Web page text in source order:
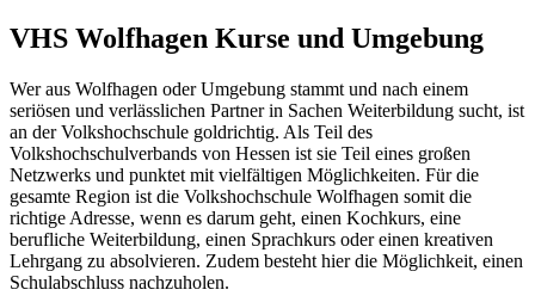
VHS Wolfhagen Kurse und Umgebung
Wer aus Wolfhagen oder Umgebung stammt und nach einem
seriösen und verlässlichen Partner in Sachen Weiterbildung sucht, ist
an der Volkshochschule goldrichtig. Als Teil des
Volkshochschulverbands von Hessen ist sie Teil eines großen
Netzwerks und punktet mit vielfältigen Möglichkeiten. Für die
gesamte Region ist die Volkshochschule Wolfhagen somit die
richtige Adresse, wenn es darum geht, einen Kochkurs, eine
berufliche Weiterbildung, einen Sprachkurs oder einen kreativen
Lehrgang zu absolvieren. Zudem besteht hier die Möglichkeit, einen
Schulabschluss nachzuholen.